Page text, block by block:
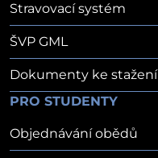
Stravovací systém
ŠVP GML
Dokumenty ke stažení
PRO STUDENTY
Objednávání obědů